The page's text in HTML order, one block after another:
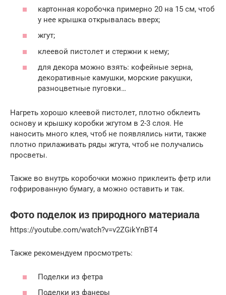
картонная коробочка примерно 20 на 15 см, чтоб
у нее крышка открывалась вверх;
жгут;
клеевой пистолет и стержни к нему;
для декора можно взять: кофейные зерна,
декоративные камушки, морские ракушки,
разноцветные пуговки…
Нагреть хорошо клеевой пистолет, плотно обклеить
основу и крышку коробки жгутом в 2-3 слоя. Не
наносить много клея, чтоб не появлялись нити, также
плотно прилаживать ряды жгута, чтоб не получались
просветы.
Также во внутрь коробочки можно приклеить фетр или
гофрированную бумагу, а можно оставить и так.
Фото поделок из природного материала
https://youtube.com/watch?v=v2ZGikYnBT4
Также рекомендуем просмотреть:
Поделки из фетра
Поделки из фанеры